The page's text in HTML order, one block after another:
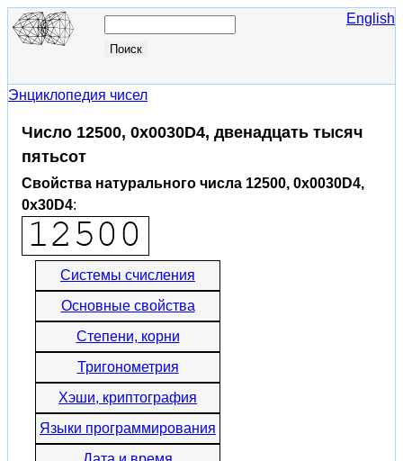
English
Энциклопедия чисел
Число 12500, 0x0030D4, двенадцать тысяч
пятьсот
Свойства натурального числа 12500, 0x0030D4,
0x30D4:
Системы счисления
Основные свойства
Степени, корни
Тригонометрия
Хэши, криптография
Языки программирования